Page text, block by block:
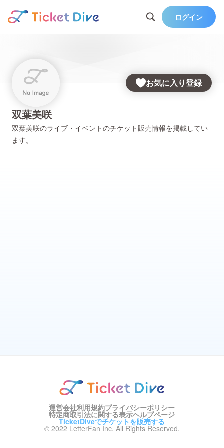
ログイン
お気に入り登録
双葉美咲
双葉美咲のライブ・イベントのチケット販売情報を掲載してい
ます。
運営会社利用規約プライバシーポリシー
特定商取引法に関する表示ヘルプページ
TicketDiveでチケットを販売する
© 2022 LetterFan Inc. All Rights Reserved.